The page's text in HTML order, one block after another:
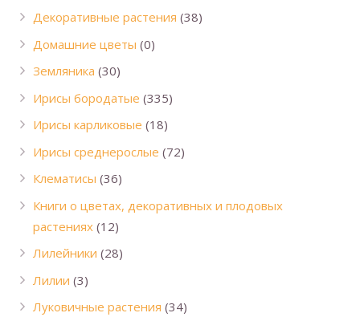
Декоративные растения (38)
Домашние цветы (0)
Земляника (30)
Ирисы бородатые (335)
Ирисы карликовые (18)
Ирисы среднерослые (72)
Клематисы (36)
Книги о цветах, декоративных и плодовых
растениях (12)
Лилейники (28)
Лилии (3)
Луковичные растения (34)